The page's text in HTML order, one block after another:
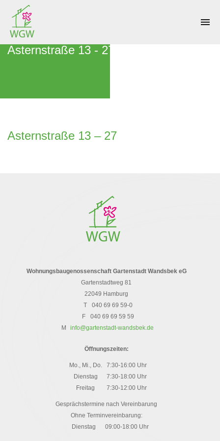
menu
Asternstraße 13 - 27
Asternstraße 13 – 27
Wohnungsbaugenossenschaft Gartenstadt Wandsbek eG
Gartenstadtweg 81
22049 Hamburg
T
040 69 69 59-0
F
040 69 69 59 59
M
info@gartenstadt-wandsbek.de
Öffnungszeiten:
Mo., Mi., Do.
7:30-16:00 Uhr
Dienstag
7:30-18:00 Uhr
Freitag
7:30-12:00 Uhr
Gesprächstermine nach Vereinbarung
Ohne Terminvereinbarung:
Dienstag
09:00-18:00 Uhr